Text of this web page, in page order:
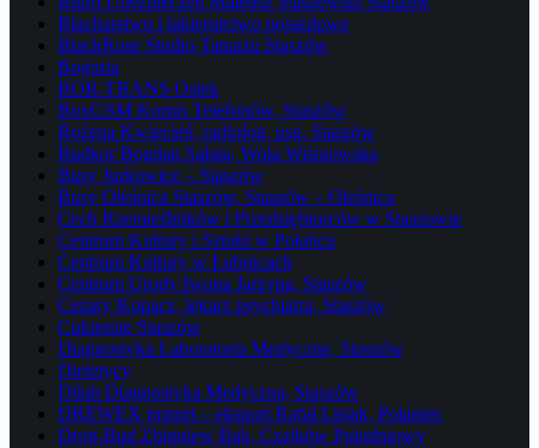
Blacharstwo i lakiernictwo pojazdowe
BlackRose Studio Tatuażu Staszów
Bogoria
BOR-TRANS Osiek
BoxGSM Komis Telefonów, Staszów
Bożena Kwiecień, radiolog, usg, Staszów
Budkor Bogdan Sałata, Wola Wiśniowska
Busy Jurkowice – Staszów
Busy Oleśnica Staszów, Staszów – Oleśnica
Cech Rzemieślników i Przedsiębiorców w Staszowie
Centrum Kultury i Sztuki w Połańcu
Centrum Kultury w Łubnicach
Centrum Urody Iwona Jarzyna, Staszów
Cezary Kopacz, lekarz psychiatra, Staszów
Cukiernie Staszów
Diagnostyka Laboratoria Medyczne, Staszów
Dietetycy
Dilab Diagnostyka Medyczna, Staszów
DREWEX import – eksport Rafał Lisiak, Połaniec
Drog-Bud Zbigniew Bąk, Czajków Południowy